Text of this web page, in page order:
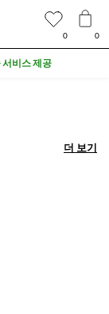
더 보기
더 보기
0 0
비스 제공